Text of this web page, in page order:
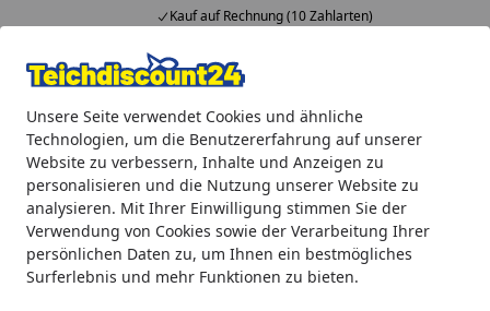
Unsere Seite verwendet Cookies und ähnliche
Technologien, um die Benutzererfahrung auf unserer
Website zu verbessern, Inhalte und Anzeigen zu
personalisieren und die Nutzung unserer Website zu
analysieren. Mit Ihrer Einwilligung stimmen Sie der
Verwendung von Cookies sowie der Verarbeitung Ihrer
persönlichen Daten zu, um Ihnen ein bestmögliches
Surferlebnis und mehr Funktionen zu bieten.
Kauf auf Rechnung (10 Zahlarten)
Alle Produkte
Mein Konto
Suchen
Startseite
Oase Anschluss-Kit für AquaMax Expert (35359)
Oase Anschluss-Kit für AquaMax
Expert (35359)